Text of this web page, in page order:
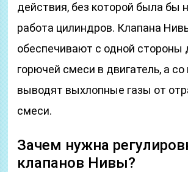
действия, без которой была бы
работа цилиндров. Клапана
обеспечивают с одной стороны
горючей смеси в двигатель, а со
выводят выхлопные газы от
смеси.
Зачем нужна
клапанов Нивы?